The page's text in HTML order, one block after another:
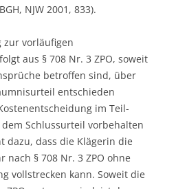
NJW 2001, 833).
zur vorläufigen
aus § 708 Nr. 3 ZPO, soweit
betroffen sind, über
entschieden
im Teil-
Schlussurteil vorbehalten
dazu, dass die Klägerin die
nach § 708 Nr. 3 ZPO ohne
vollstrecken kann. Soweit die